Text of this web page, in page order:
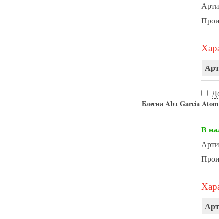
Блесна Abu Garcia
В